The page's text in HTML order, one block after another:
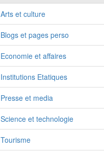
Arts et culture
Blogs et pages perso
Economie et affaires
Institutions Etatiques
Presse et media
Science et technologie
Tourisme